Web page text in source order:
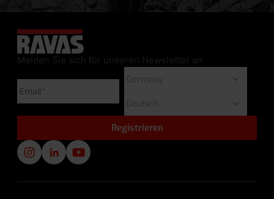
Melden Sie sich für unseren Newsletter an